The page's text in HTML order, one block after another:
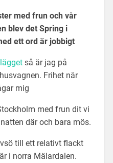
med frun och vår
blev det Spring i
ett ord är jobbigt
så är jag på
Frihet när
mig
med frun dit vi
där och bara mös.
till ett relativt flackt
i norra Mälardalen.